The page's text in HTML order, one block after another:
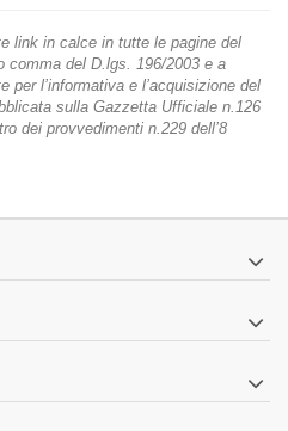
link in calce in tutte le pagine del
comma del D.lgs. 196/2003 e a
per l’informativa e l’acquisizione del
sulla Gazzetta Ufficiale n.126
dei provvedimenti n.229 dell’8